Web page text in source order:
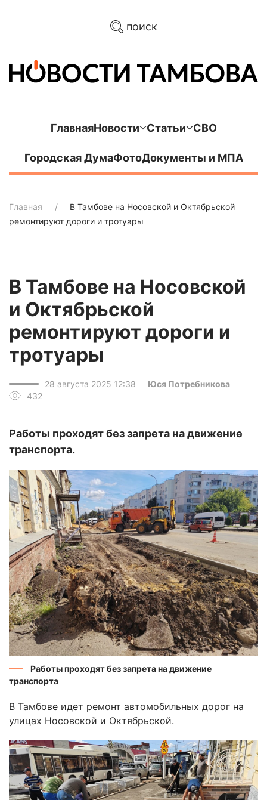
поиск
ГлавнаяНовости Статьи СВО
Городская ДумаФотоДокументы и МПА
Главная
В Тамбове на Носовской и Октябрьской
ремонтируют дороги и тротуары
В Тамбове на Носовской
и Октябрьской
ремонтируют дороги и
тротуары
28 августа 2025 12:38
Юся Потребникова
432
Работы проходят без запрета на движение
транспорта.
Работы проходят без запрета на движение
транспорта
В Тамбове идет ремонт автомобильных дорог на
улицах Носовской и Октябрьской.